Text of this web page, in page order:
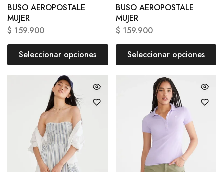
BUSO AEROPOSTALE
MUJER
$ 159.900
Seleccionar opciones
BUSO AEROPOSTALE
MUJER
$ 159.900
Seleccionar opciones